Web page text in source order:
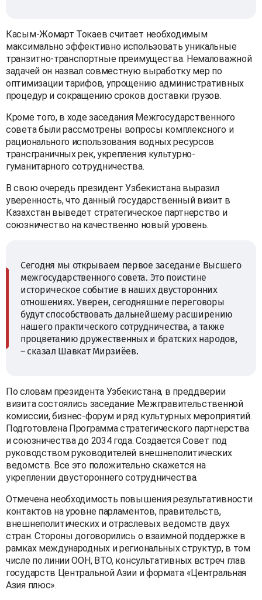
Касым-Жомарт Токаев считает необходимым
максимально эффективно использовать уникальные
транзитно-транспортные преимущества. Немаловажной
задачей он назвал совместную выработку мер по
оптимизации тарифов, упрощению административных
процедур и сокращению сроков доставки грузов.
Кроме того, в ходе заседания Межгосударственного
совета были рассмотрены вопросы комплексного и
рационального использования водных ресурсов
трансграничных рек, укрепления культурно-
гуманитарного сотрудничества.
В свою очередь президент Узбекистана выразил
уверенность, что данный государственный визит в
Казахстан выведет стратегическое партнерство и
союзничество на качественно новый уровень.
Сегодня мы открываем первое заседание Высшего
межгосударственного совета. Это поистине
историческое событие в наших двусторонних
отношениях. Уверен, сегодняшние переговоры
будут способствовать дальнейшему расширению
нашего практического сотрудничества, а также
процветанию дружественных и братских народов,
– сказал Шавкат Мирзиёев.
По словам президента Узбекистана, в преддверии
визита состоялись заседание Межправительственной
комиссии, бизнес-форум и ряд культурных мероприятий.
Подготовлена Программа стратегического партнерства
и союзничества до 2034 года. Создается Совет под
руководством руководителей внешнеполитических
ведомств. Все это положительно скажется на
укреплении двустороннего сотрудничества.
Отмечена необходимость повышения результативности
контактов на уровне парламентов, правительств,
внешнеполитических и отраслевых ведомств двух
стран. Стороны договорились о взаимной поддержке в
рамках международных и региональных структур, в том
числе по линии ООН, ВТО, консультативных встреч глав
государств Центральной Азии и формата «Центральная
Азия плюс».